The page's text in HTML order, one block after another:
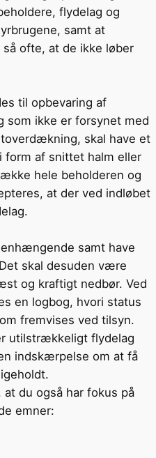
flydelag og
samt at
ofte, at de ikke løber
til opbevaring af
som ikke er forsynet med
skal have et
af snittet halm eller
hele beholderen og
at der ved indløbet
samt have
skal desuden være
og kraftigt nedbør. Ved
en logbog, hvori status
fremvises ved tilsyn.
utilstrækkeligt flydelag
indskærpelse om at få
at du også har fokus på
emner: